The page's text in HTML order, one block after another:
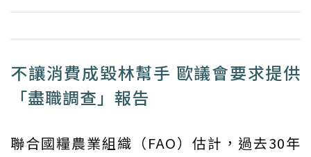
不讓消費成毀林幫手 歐議會要求提供
「盡職調查」報告
聯合國糧農業組織（FAO）估計，過去30年